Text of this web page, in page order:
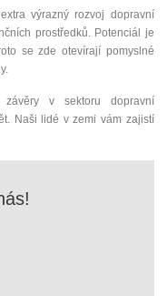
výrazný rozvoj dopravní
prostředků. Potenciál je
se zde otevírají pomyslné
v sektoru dopravní
Naši lidé v zemi vám zajistí